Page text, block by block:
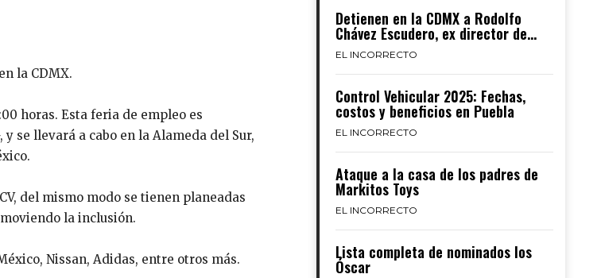
la CDMX.
horas. Esta feria de empleo es
se llevará a cabo en la Alameda del Sur,
del mismo modo se tienen planeadas
la inclusión.
Nissan, Adidas, entre otros más.
Detienen en la CDMX a Rodolfo
Chávez Escudero, ex director de...
EL INCORRECTO
Control Vehicular 2025: Fechas,
costos y beneficios en Puebla
EL INCORRECTO
Ataque a la casa de los padres de
Markitos Toys
EL INCORRECTO
Lista completa de nominados los
Óscar